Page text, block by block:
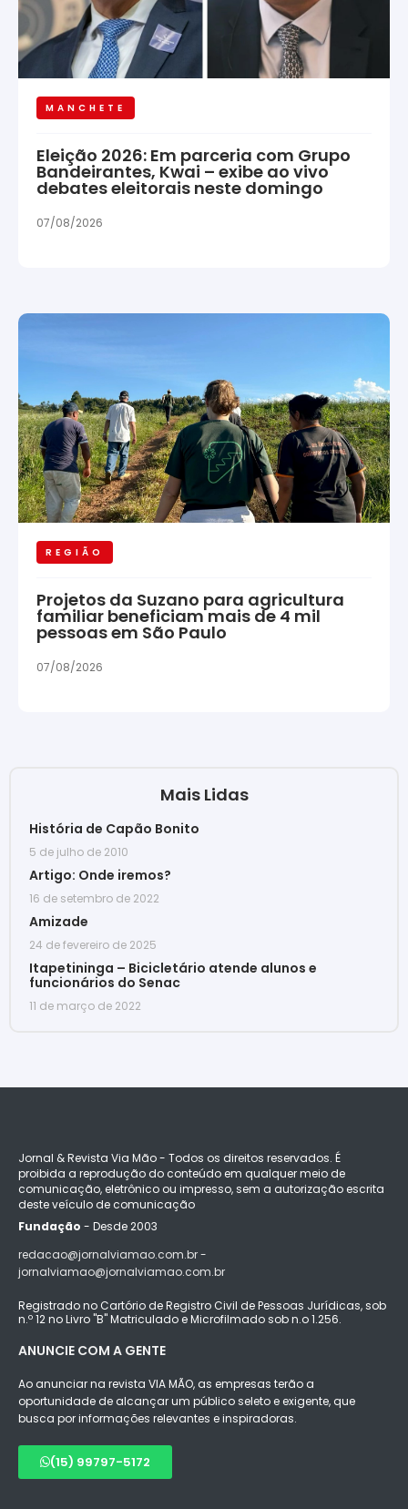
MANCHETE
Eleição 2026: Em parceria com Grupo
Bandeirantes, Kwai – exibe ao vivo
debates eleitorais neste domingo
07/08/2026
REGIÃO
Projetos da Suzano para agricultura
familiar beneficiam mais de 4 mil
pessoas em São Paulo
07/08/2026
Mais Lidas
História de Capão Bonito
5 de julho de 2010
Artigo: Onde iremos?
16 de setembro de 2022
Amizade
24 de fevereiro de 2025
Itapetininga – Bicicletário atende alunos e
funcionários do Senac
11 de março de 2022
Jornal & Revista Via Mão - Todos os direitos reservados. É
proibida a reprodução do conteúdo em qualquer meio de
comunicação, eletrônico ou impresso, sem a autorização escrita
deste veículo de comunicação
Fundação - Desde 2003
redacao@jornalviamao.com.br -
jornalviamao@jornalviamao.com.br
Registrado no Cartório de Registro Civil de Pessoas Jurídicas, sob
n.º 12 no Livro "B" Matriculado e Microfilmado sob n.o 1.256.
ANUNCIE COM A GENTE
Ao anunciar na revista VIA MÃO, as empresas terão a
oportunidade de alcançar um público seleto e exigente, que
busca por informações relevantes e inspiradoras.
(15) 99797-5172